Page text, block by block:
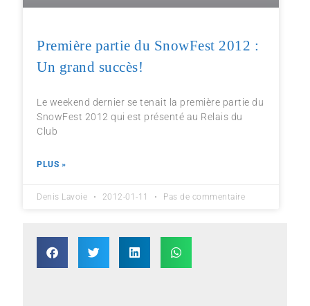
Première partie du SnowFest 2012 :
Un grand succès!
Le weekend dernier se tenait la première partie du
SnowFest 2012 qui est présenté au Relais du
Club
PLUS »
Denis Lavoie 2012-01-11 Pas de commentaire